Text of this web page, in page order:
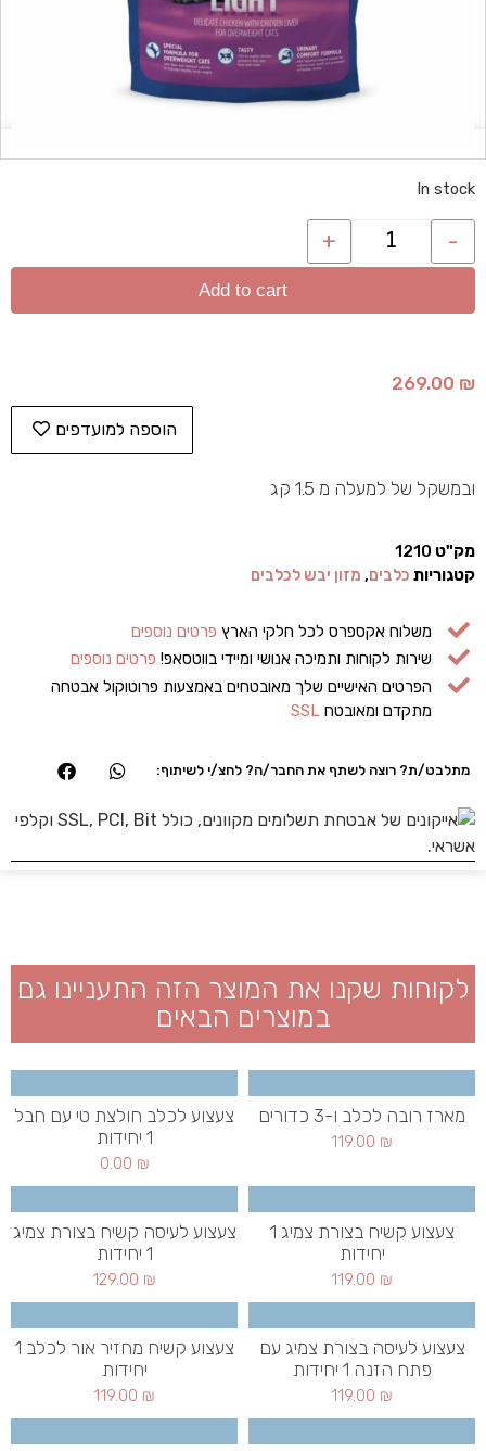
In stock
-
+
Add to cart
269.00 ₪
הוספה למועדפים
ובמשקל של למעלה מ 1.5 קג
מק"ט 1210
קטגוריות כלבים, מזון יבש לכלבים
משלוח אקספרס לכל חלקי הארץ פרטים נוספים
שירות לקוחות ותמיכה אנושי ומיידי בווטסאפ! פרטים נוספים
הפרטים האישיים שלך מאובטחים באמצעות פרוטוקול אבטחה
מתקדם ומאובטחSSL
מתלבט/ת? רוצה לשתף את החבר/ה? לחצ/י לשיתוף:
לקוחות שקנו את המוצר הזה התעניינו גם
במוצרים הבאים
מארז רובה לכלב ו-3 כדורים
119.00 ₪
צעצוע לכלב חולצת טי עם חבל
1 יחידות
0.00 ₪
צעצוע קשיח בצורת צמיג 1
יחידות
119.00 ₪
צעצוע לעיסה קשיח בצורת צמיג
1 יחידות
129.00 ₪
צעצוע לעיסה בצורת צמיג עם
פתח הזנה 1 יחידות
119.00 ₪
צעצוע קשיח מחזיר אור לכלב 1
יחידות
119.00 ₪